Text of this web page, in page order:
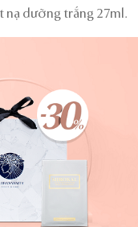
nạ dưỡng trắng 27ml.